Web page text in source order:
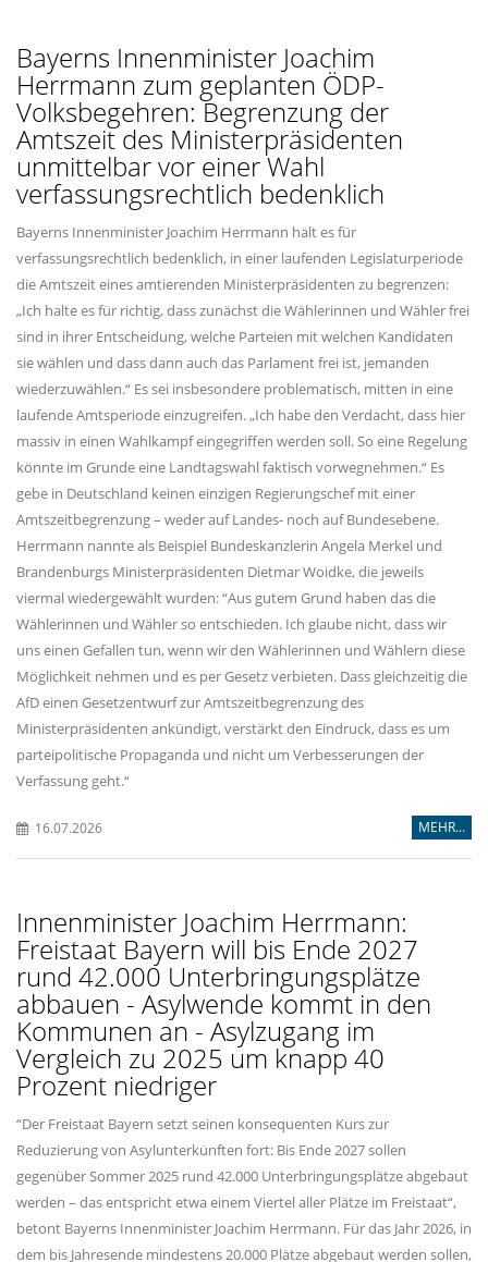
Bayerns Innenminister Joachim
Herrmann zum geplanten ÖDP-
Volksbegehren: Begrenzung der
Amtszeit des Ministerpräsidenten
unmittelbar vor einer Wahl
verfassungsrechtlich bedenklich
Bayerns Innenminister Joachim Herrmann hält es für
verfassungsrechtlich bedenklich, in einer laufenden Legislaturperiode
die Amtszeit eines amtierenden Ministerpräsidenten zu begrenzen:
Ich halte es für richtig, dass zunächst die Wählerinnen und Wähler frei
sind in ihrer Entscheidung, welche Parteien mit welchen Kandidaten
sie wählen und dass dann auch das Parlament frei ist, jemanden
wiederzuwählen.“ Es sei insbesondere problematisch, mitten in eine
laufende Amtsperiode einzugreifen. „Ich habe den Verdacht, dass hier
massiv in einen Wahlkampf eingegriffen werden soll. So eine Regelung
könnte im Grunde eine Landtagswahl faktisch vorwegnehmen.“ Es
gebe in Deutschland keinen einzigen Regierungschef mit einer
Amtszeitbegrenzung – weder auf Landes- noch auf Bundesebene.
Herrmann nannte als Beispiel Bundeskanzlerin Angela Merkel und
Brandenburgs Ministerpräsidenten Dietmar Woidke, die jeweils
viermal wiedergewählt wurden: “Aus gutem Grund haben das die
Wählerinnen und Wähler so entschieden. Ich glaube nicht, dass wir
uns einen Gefallen tun, wenn wir den Wählerinnen und Wählern diese
Möglichkeit nehmen und es per Gesetz verbieten. Dass gleichzeitig die
AfD einen Gesetzentwurf zur Amtszeitbegrenzung des
Ministerpräsidenten ankündigt, verstärkt den Eindruck, dass es um
parteipolitische Propaganda und nicht um Verbesserungen der
Verfassung geht.“
16.07.2026 MEHR...
Innenminister Joachim Herrmann:
Freistaat Bayern will bis Ende 2027
rund 42.000 Unterbringungsplätze
abbauen - Asylwende kommt in den
Kommunen an - Asylzugang im
Vergleich zu 2025 um knapp 40
Prozent niedriger
“Der Freistaat Bayern setzt seinen konsequenten Kurs zur
Reduzierung von Asylunterkünften fort: Bis Ende 2027 sollen
gegenüber Sommer 2025 rund 42.000 Unterbringungsplätze abgebaut
werden – das entspricht etwa einem Viertel aller Plätze im Freistaat“,
betont Bayerns Innenminister Joachim Herrmann. Für das Jahr 2026, in
dem bis Jahresende mindestens 20.000 Plätze abgebaut werden sollen,